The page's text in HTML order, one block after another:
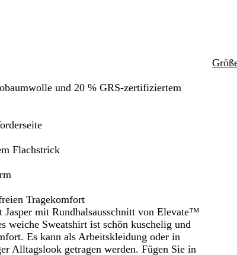
k
und 20 % GRS-zertifiziertem
Flachstrick
Tragekomfort
Jasper mit Rundhalsausschnitt von Elevate™
Sweatshirt ist schön kuschelig und
Es kann als Arbeitskleidung oder in
Alltagslook getragen werden. Fügen Sie in